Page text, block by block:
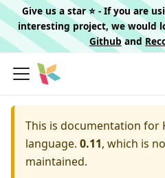
Give us a star ⭐️ - If you are
interesting project, we would
Githuband
This is documentation for
language. 0.11, which is
maintained.